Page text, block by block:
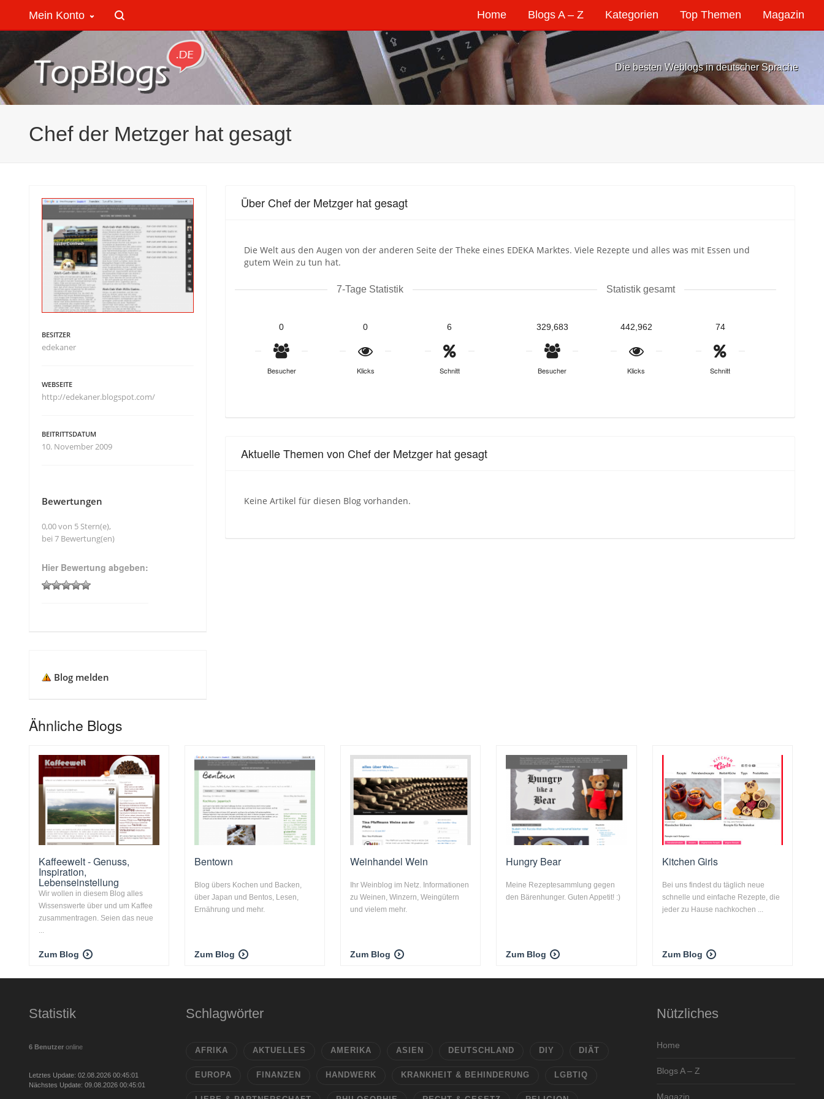
Home Blogs A – Z Kategorien Top Themen Magazin
Mein Konto
Die besten Weblogs in deutscher Sprache
Chef der Metzger hat gesagt
Über Chef der Metzger hat gesagt
Die Welt aus den Augen von der anderen Seite der Theke eines EDEKA Marktes. Viele Rezepte und alles was mit Essen und
gutem Wein zu tun hat.
7-Tage Statistik
0
Besucher
0
Klicks
6
Schnitt
Statistik gesamt
329,683
Besucher
442,962
Klicks
74
Schnitt
Aktuelle Themen von Chef der Metzger hat gesagt
Keine Artikel für diesen Blog vorhanden.
BESITZER
edekaner
WEBSEITE
http://edekaner.blogspot.com/
BEITRITTSDATUM
10. November 2009
Bewertungen
0,00 von 5 Stern(e),
bei 7 Bewertung(en)
Hier Bewertung abgeben:
Blog melden
Ähnliche Blogs
Kaffeewelt - Genuss,
Inspiration,
Lebenseinstellung
Wir wollen in diesem Blog alles
Wissenswerte über und um Kaffee
zusammentragen. Seien das neue
...
Zum Blog
Bentown
Blog übers Kochen und Backen,
über Japan und Bentos, Lesen,
Ernährung und mehr.
Zum Blog
Weinhandel Wein
Ihr Weinblog im Netz. Informationen
zu Weinen, Winzern, Weingütern
und vielem mehr.
Zum Blog
Hungry Bear
Meine Rezeptesammlung gegen
den Bärenhunger. Guten Appetit! :)
Zum Blog
Kitchen Girls
Bei uns findest du täglich neue
schnelle und einfache Rezepte, die
jeder zu Hause nachkochen ...
Zum Blog
Statistik
6 Benutzer online
Letztes Update: 02.08.2026 00:45:01
Nächstes Update: 09.08.2026 00:45:01
Schlagwörter
AFRIKA AKTUELLES AMERIKA ASIEN DEUTSCHLAND DIY DIÄT
EUROPA FINANZEN HANDWERK KRANKHEIT & BEHINDERUNG LGBTIQ
Nützliches
Home
Blogs A – Z
Magazin